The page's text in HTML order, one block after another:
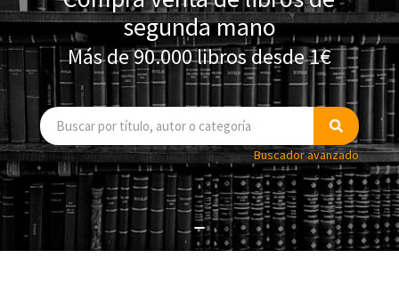
segunda mano
Más de 90.000 libros desde 1€
Buscador avanzado